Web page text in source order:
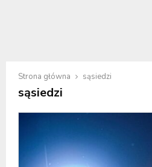
Strona główna sąsiedzi
sąsiedzi